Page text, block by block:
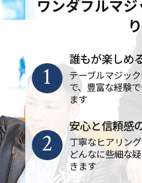
ワンダフルマ
り
誰もが楽しめ
テーブルマジッ
で、豊富な経験
ます
1
安心と信頼感
丁寧なヒアリン
どんなに些細な
きます
2